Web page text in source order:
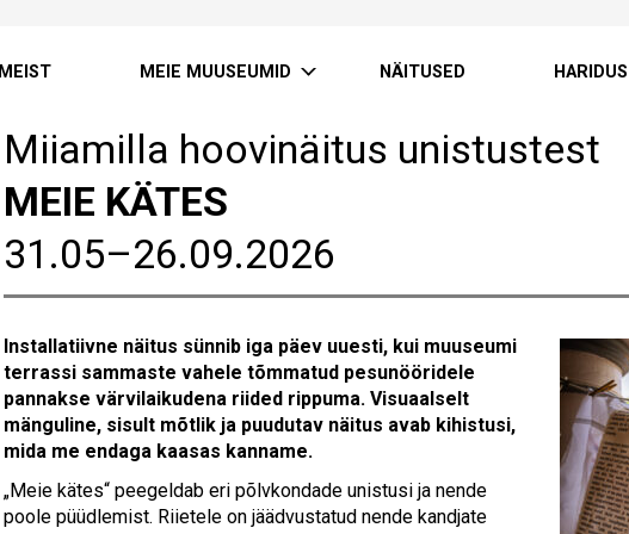
MEIST MEIE MUUSEUMID NÄITUSED HARIDUS
Miiamilla hoovinäitus unistustest
MEIE KÄTES
31.05–26.09.2026
Installatiivne näitus sünnib iga päev uuesti, kui muuseumi
terrassi sammaste vahele tõmmatud pesunööridele
pannakse värvilaikudena riided rippuma. Visuaalselt
mänguline, sisult mõtlik ja puudutav näitus avab kihistusi,
mida me endaga kaasas kanname.
„Meie kätes“ peegeldab eri põlvkondade unistusi ja nende
poole püüdlemist. Riietele on jäädvustatud nende kandjate